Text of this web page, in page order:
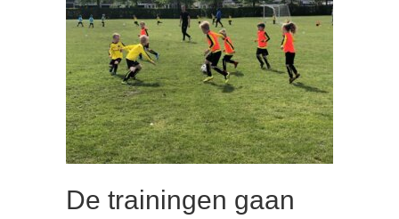
De trainingen gaan